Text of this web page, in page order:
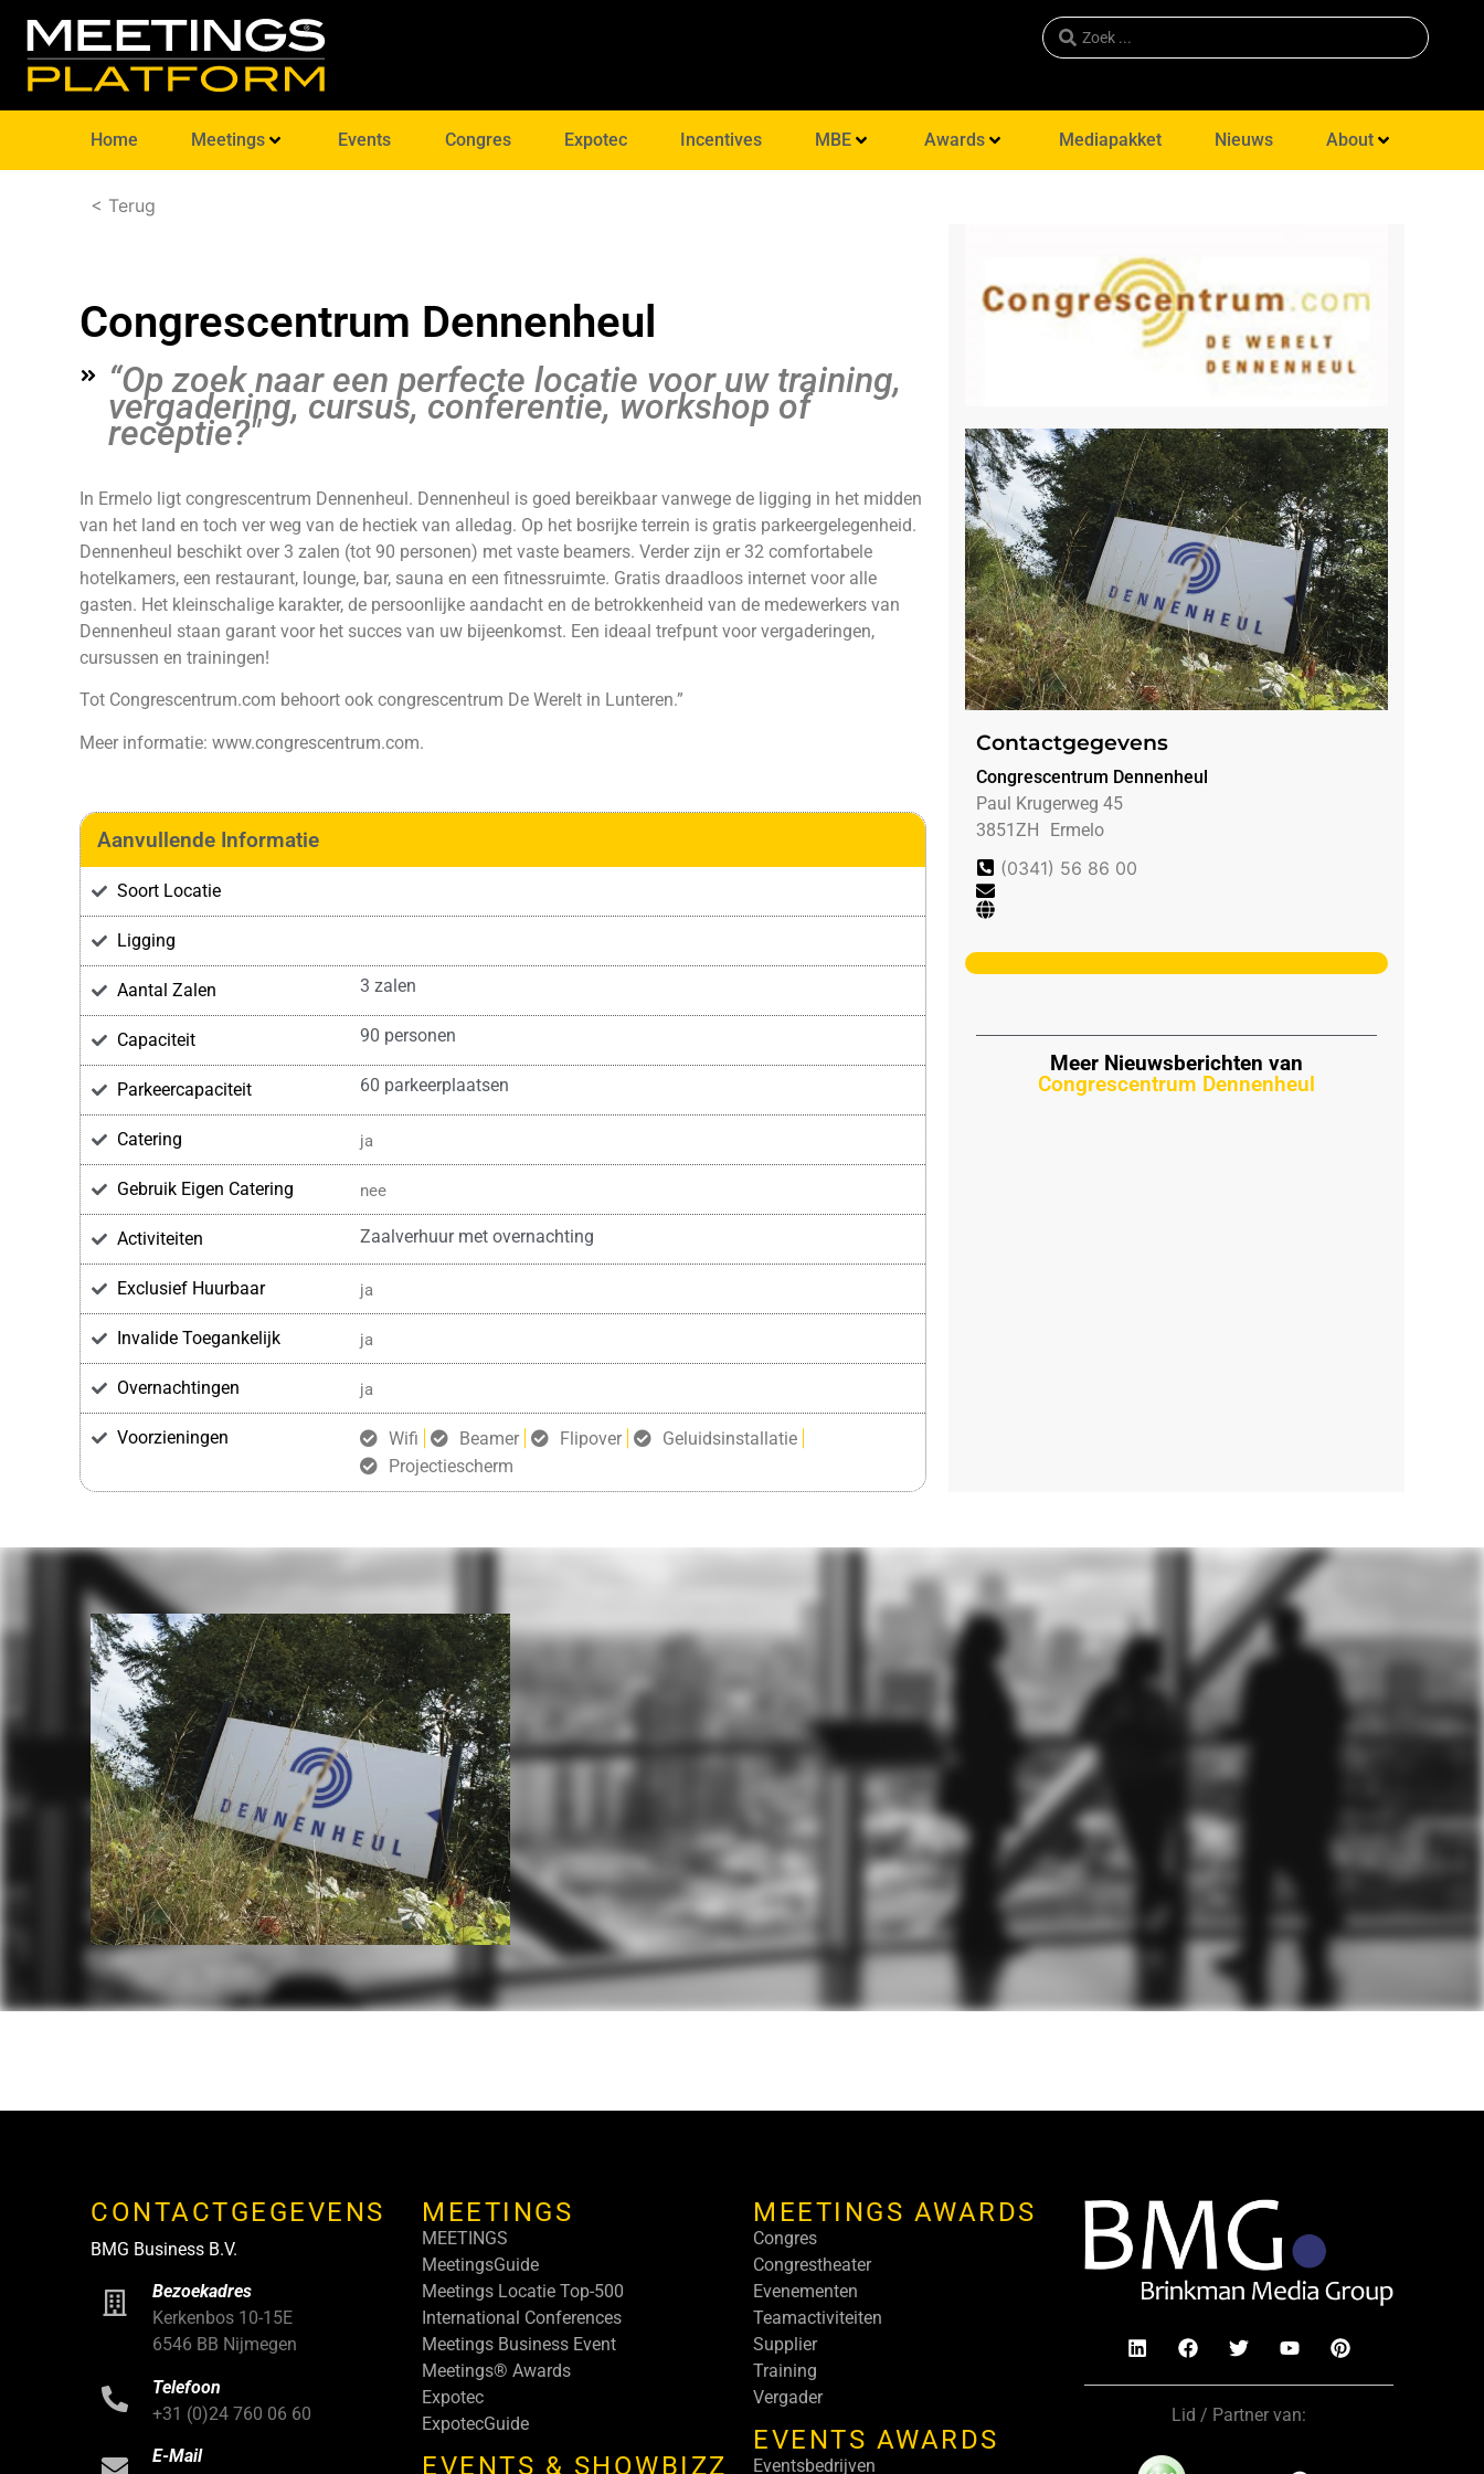
Home Meetings Events Congres Expotec Incentives MBE Awards Mediapakket Nieuws About
< Terug
Congrescentrum Dennenheul
“Op zoek naar een perfecte locatie voor uw training,
vergadering, cursus, conferentie, workshop of
receptie?"
In Ermelo ligt congrescentrum Dennenheul. Dennenheul is goed bereikbaar vanwege de ligging in het midden
van het land en toch ver weg van de hectiek van alledag. Op het bosrijke terrein is gratis parkeergelegenheid.
Dennenheul beschikt over 3 zalen (tot 90 personen) met vaste beamers. Verder zijn er 32 comfortabele
hotelkamers, een restaurant, lounge, bar, sauna en een fitnessruimte. Gratis draadloos internet voor alle
gasten. Het kleinschalige karakter, de persoonlijke aandacht en de betrokkenheid van de medewerkers van
Dennenheul staan garant voor het succes van uw bijeenkomst. Een ideaal trefpunt voor vergaderingen,
cursussen en trainingen!
Tot Congrescentrum.com behoort ook congrescentrum De Werelt in Lunteren.”
Meer informatie: www.congrescentrum.com.
Aanvullende Informatie
Soort Locatie
Ligging
Aantal Zalen 3 zalen
Capaciteit 90 personen
Parkeercapaciteit 60 parkeerplaatsen
Catering ja
Gebruik Eigen Catering nee
Activiteiten Zaalverhuur met overnachting
Exclusief Huurbaar ja
Invalide Toegankelijk ja
Overnachtingen ja
Voorzieningen Wifi Beamer Flipover
Geluidsinstallatie
Projectiescherm
Contactgegevens
Congrescentrum Dennenheul
Paul Krugerweg 45
3851ZH
Ermelo
(0341) 56 86 00
Meer Nieuwsberichten van
Congrescentrum Dennenheul
CONTACTGEGEVENS
BMG Business B.V.
Bezoekadres
Kerkenbos 10-15E
6546 BB Nijmegen
Telefoon
+31 (0)24 760 06 60
E-Mail
MEETINGS
MEETINGS
MeetingsGuide
Meetings Locatie Top-500
International Conferences
Meetings Business Event
Meetings® Awards
Expotec
ExpotecGuide
EVENTS & SHOWBIZZ
MEETINGS AWARDS
Congres
Congrestheater
Evenementen
Teamactiviteiten
Supplier
Training
Vergader
EVENTS AWARDS
Eventsbedrijven
Lid / Partner van: